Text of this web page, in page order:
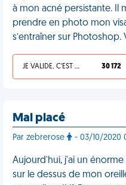
à mon acné persistante. Il
prendre en photo mon
s’entraîner sur Photoshop.
JE VALIDE, C'EST UNE VDM 30 172
Mal placé
Par zebrerose - 03/10/2020
Aujourd'hui, j'ai un
sur le dessus de mon